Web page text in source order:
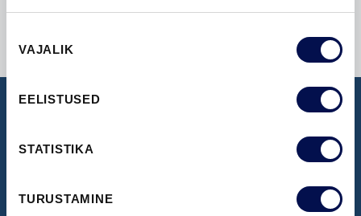
valik
VAJALIK
EELISTUSED
STATISTIKA
TURUSTAMINE
külastamiseks